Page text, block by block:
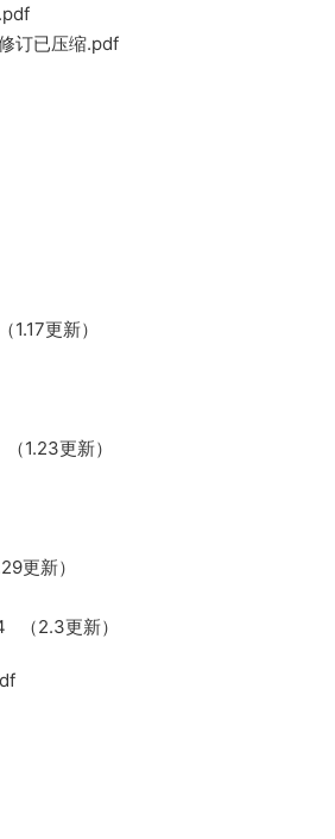
订已压缩.pdf
更新）
1.23更新）
更新）
（2.3更新）